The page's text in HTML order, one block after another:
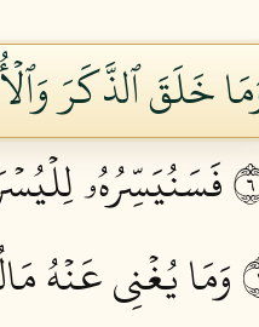
خَلَقَ ٱلذَّكَرَ
فَسَنُيَسِّرُهُۥ
وَمَا يُغۡنِي عَنۡهُ